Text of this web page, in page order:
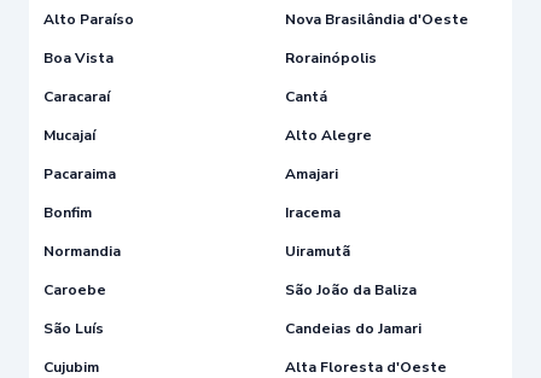
Alto Paraíso
Nova Brasilândia d'Oeste
Boa Vista
Rorainópolis
Caracaraí
Cantá
Mucajaí
Alto Alegre
Pacaraima
Amajari
Bonfim
Iracema
Normandia
Uiramutã
Caroebe
São João da Baliza
São Luís
Candeias do Jamari
Cujubim
Alta Floresta d'Oeste